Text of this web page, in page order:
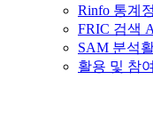
Rinfo 통계
FRIC 검색
SAM 분석
활용 및 참